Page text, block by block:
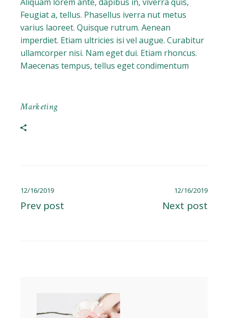
Feugiat a, tellus. Phasellus iverra nut metus
varius laoreet. Quisque rutrum. Aenean
imperdiet. Etiam ultricies isi vel augue. Curabitur
ullamcorper nisi. Nam eget dui. Etiam rhoncus.
Maecenas tempus, tellus eget condimentum
Marketing
12/16/2019
Prev post
12/16/2019
Next post